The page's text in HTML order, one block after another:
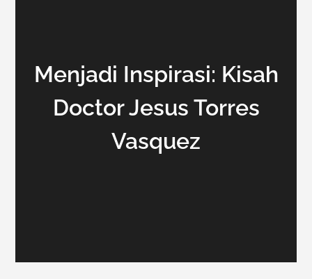
Menjadi Inspirasi: Kisah
Doctor Jesus Torres
Vasquez